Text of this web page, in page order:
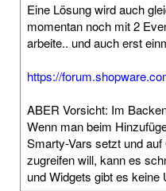
Eine Lösung wird auch
momentan noch mit 2
arbeite.. und auch erst
https://
ABER Vorsicht: Im
Wenn man beim
Smarty-Vars setzt und
zugreifen will, kann es
und Widgets gibt es keine